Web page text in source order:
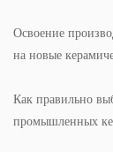
Освоение
на новые
Как правильно
промышленных